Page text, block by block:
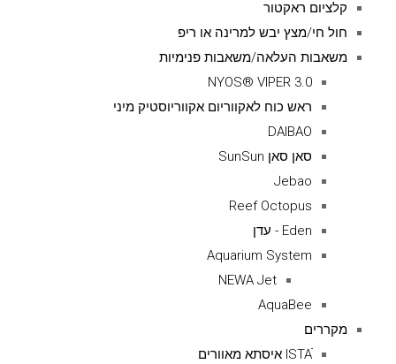
קלציום ראקטור
חול חי/מצץ יבש למרינה או ריפ
משאבות העלאה/משאבות פנימיות
NYOS® VIPER 3.0
ראש כוח לאקווריום אקווריוסטיק מיני
DAIBAO
סאן סאן SunSun
Jebao
Reef Octopus
Eden - עדן
Aquarium System
NEWA Jet
AquaBee
מקררים
ISTAׁׂ איסתא מאוורים